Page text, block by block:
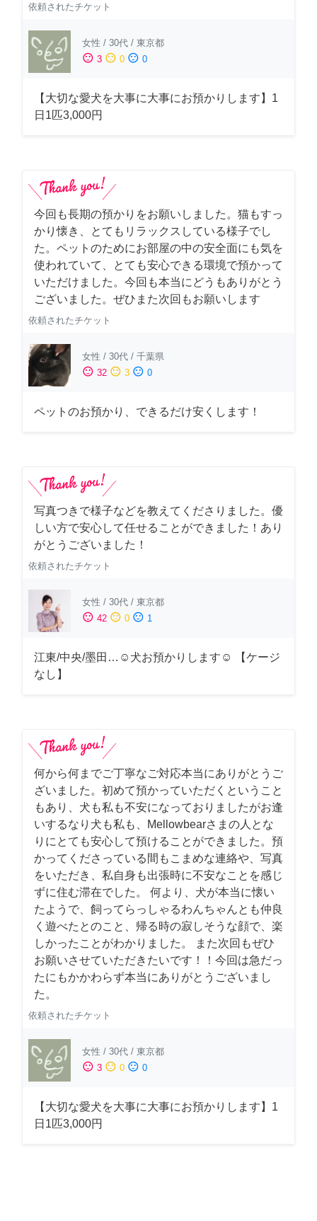
依頼されたチケット
女性 / 30代 / 東京都
sentiment_satisfied 3 sentiment_neutral 0 sentiment_dissatisfied 0
【大切な愛犬を大事に大事にお預かりします】1
日1匹3,000円
今回も長期の預かりをお願いしました。猫もすっ
かり懐き、とてもリラックスしている様子でし
た。ペットのためにお部屋の中の安全面にも気を
使われていて、とても安心できる環境で預かって
いただけました。今回も本当にどうもありがとう
ございました。ぜひまた次回もお願いします
依頼されたチケット
女性 / 30代 / 千葉県
sentiment_satisfied 32 sentiment_neutral 3 sentiment_dissatisfied 0
ペットのお預かり、できるだけ安くします！
写真つきで様子などを教えてくださりました。優
しい方で安心して任せることができました！あり
がとうございました！
依頼されたチケット
女性 / 30代 / 東京都
sentiment_satisfied 42 sentiment_neutral 0 sentiment_dissatisfied 1
江東/中央/墨田…☺︎犬お預かりします☺︎ 【ケージ
なし】
何から何までご丁寧なご対応本当にありがとうご
ざいました。初めて預かっていただくということ
もあり、犬も私も不安になっておりましたがお逢
いするなり犬も私も、Mellowbearさまの人とな
りにとても安心して預けることができました。預
かってくださっている間もこまめな連絡や、写真
をいただき、私自身も出張時に不安なことを感じ
ずに住む滞在でした。 何より、犬が本当に懐い
たようで、飼ってらっしゃるわんちゃんとも仲良
く遊べたとのこと、帰る時の寂しそうな顔で、楽
しかったことがわかりました。 また次回もぜひ
お願いさせていただきたいです！！今回は急だっ
たにもかかわらず本当にありがとうございまし
た。
依頼されたチケット
女性 / 30代 / 東京都
sentiment_satisfied 3 sentiment_neutral 0 sentiment_dissatisfied 0
【大切な愛犬を大事に大事にお預かりします】1
日1匹3,000円